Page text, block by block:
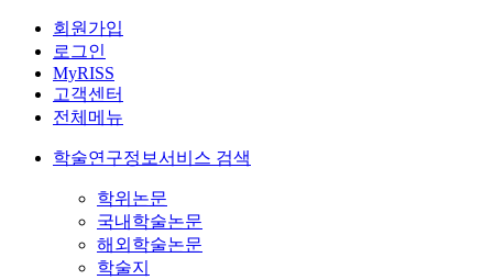
회원가입
로그인
MyRISS
고객센터
전체메뉴
학술연구정보서비스 검색
학위논문
국내학술논문
해외학술논문
학술지